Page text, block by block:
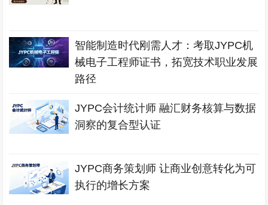
智能制造时代刚需人才：考取JYPC机
械电子工程师证书，拓宽技术职业发展
路径
JYPC会计统计师 融汇财务核算与数据
洞察的复合型认证
JYPC商务策划师 让商业创意转化为可
执行的增长方案